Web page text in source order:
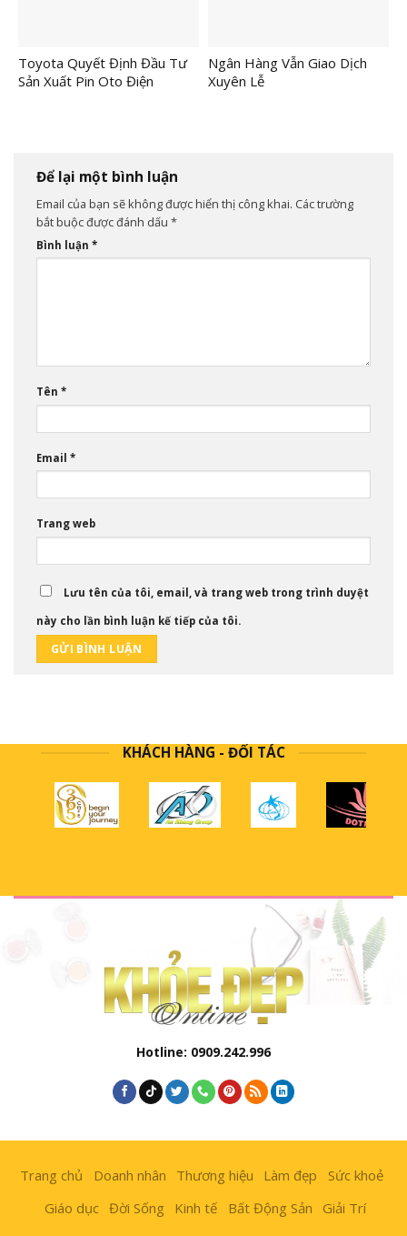
Toyota Quyết Định Đầu Tư
Sản Xuất Pin Oto Điện
Ngân Hàng Vẫn Giao Dịch
Xuyên Lễ
Để lại một bình luận
Email của bạn sẽ không được hiển thị công khai. Các trường
bắt buộc được đánh dấu *
Bình luận *
Tên *
Email *
Trang web
Lưu tên của tôi, email, và trang web trong trình duyệt
này cho lần bình luận kế tiếp của tôi.
KHÁCH HÀNG - ĐỐI TÁC
Hotline: 0909.242.996
Trang chủ Doanh nhân Thương hiệu Làm đẹp
Sức khoẻ
Giáo dục Đời Sống Kinh tế Bất Động Sản Giải Trí